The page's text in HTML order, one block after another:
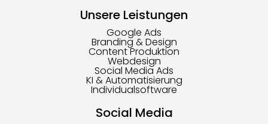
Unsere Leistungen
Google Ads
Branding & Design
Content Produktion
Webdesign
Social Media Ads
KI & Automatisierung
Individualsoftware
Social Media